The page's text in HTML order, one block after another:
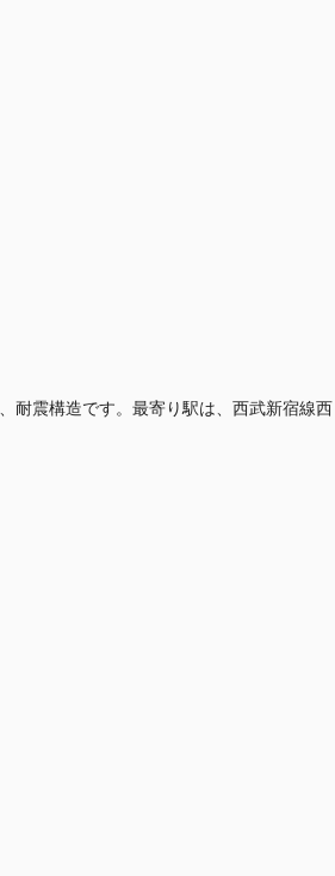
耐震構造です。最寄り駅は、西武新宿線西